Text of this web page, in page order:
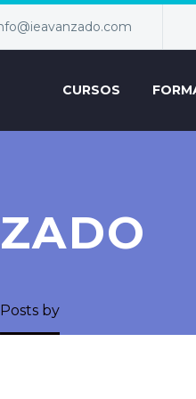
CURSOS
Posts by